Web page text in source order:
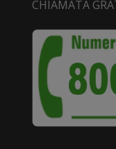
CHIAMATA